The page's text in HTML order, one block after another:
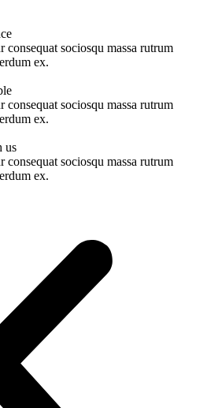
consequat sociosqu massa rutrum
ex.
consequat sociosqu massa rutrum
ex.
us
consequat sociosqu massa rutrum
ex.